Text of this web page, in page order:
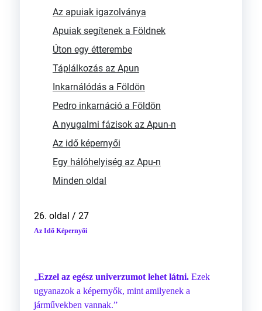
Az apuiak igazolványa
Apuiak segítenek a Földnek
Úton egy étterembe
Táplálkozás az Apun
Inkarnálódás a Földön
Pedro inkarnáció a Földön
A nyugalmi fázisok az Apun-n
Az idő képernyői
Egy hálóhelyiség az Apu-n
Minden oldal
26. oldal / 27
Az Idő Képernyői
„Ezzel az egész univerzumot lehet látni.Ezek
ugyanazok a képernyők, mint amilyenek a
járművekben vannak.”